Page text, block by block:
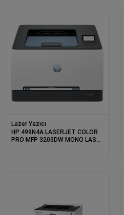
Lazer Yazıcı
HP 499N4A LASERJET COLOR
PRO MFP 3203DW MONO LASER